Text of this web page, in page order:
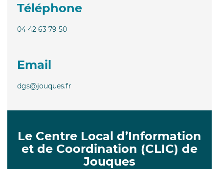
Téléphone
04 42 63 79 50
Email
dgs@jouques.fr
Le Centre Local d’Information
et de Coordination (CLIC) de
Jouques